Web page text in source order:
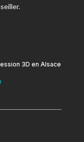
3D en Alsace